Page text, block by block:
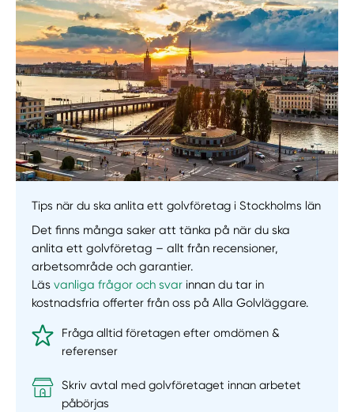
Välj tillvägagångssätt
Tips när du ska anlita ett golvföretag i Stockholms län
Det finns många saker att tänka på när du ska
anlita ett golvföretag – allt från recensioner,
arbetsområde och garantier.
Läsvanliga frågor och svar innan du tar in
kostnadsfria offerter från oss på Alla Golvläggare.
Fråga alltid företagen efter omdömen &
referenser
Skriv avtal med golvföretaget innan arbetet
påbörjas